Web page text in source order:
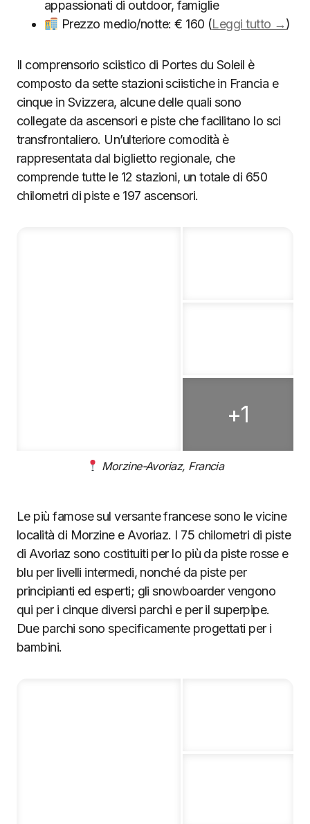
appassionati di outdoor, famiglie
Prezzo medio/notte: € 160 (Leggi tutto →)
Il comprensorio sciistico di Portes du Soleil è
composto da sette stazioni sciistiche in Francia e
cinque in Svizzera, alcune delle quali sono
collegate da ascensori e piste che facilitano lo sci
transfrontaliero. Un’ulteriore comodità è
rappresentata dal biglietto regionale, che
comprende tutte le 12 stazioni, un totale di 650
chilometri di piste e 197 ascensori.
Morzine-Avoriaz, Francia
Le più famose sul versante francese sono le vicine
località di Morzine e Avoriaz. I 75 chilometri di piste
di Avoriaz sono costituiti per lo più da piste rosse e
blu per livelli intermedi, nonché da piste per
principianti ed esperti; gli snowboarder vengono
qui per i cinque diversi parchi e per il superpipe.
Due parchi sono specificamente progettati per i
bambini.